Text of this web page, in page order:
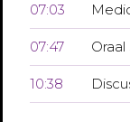
07:03
07:47
10:38